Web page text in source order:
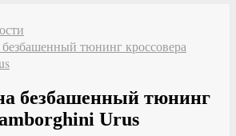
тюнинг кроссовера
безбашенный тюнинг
Urus